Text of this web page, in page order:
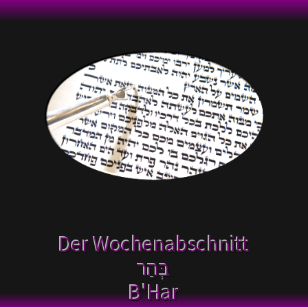
Der Wochenabschnitt
בְּהַר
B'Har